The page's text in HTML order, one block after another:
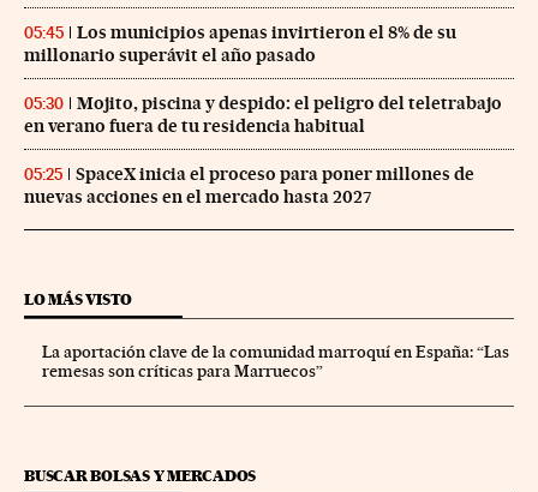
05:45
Los municipios apenas invirtieron el 8% de su
millonario superávit el año pasado
05:30
Mojito, piscina y despido: el peligro del teletrabajo
en verano fuera de tu residencia habitual
05:25
SpaceX inicia el proceso para poner millones de
nuevas acciones en el mercado hasta 2027
LO MÁS VISTO
La aportación clave de la comunidad marroquí en España: “Las
remesas son críticas para Marruecos”
BUSCAR BOLSAS Y MERCADOS